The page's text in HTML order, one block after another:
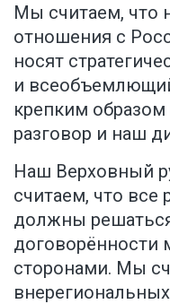
Мы считаем, что
отношения с
носят
и
крепким
разговор и наш
Наш Верховный
считаем, что
должны
договорённости
сторонами. Мы